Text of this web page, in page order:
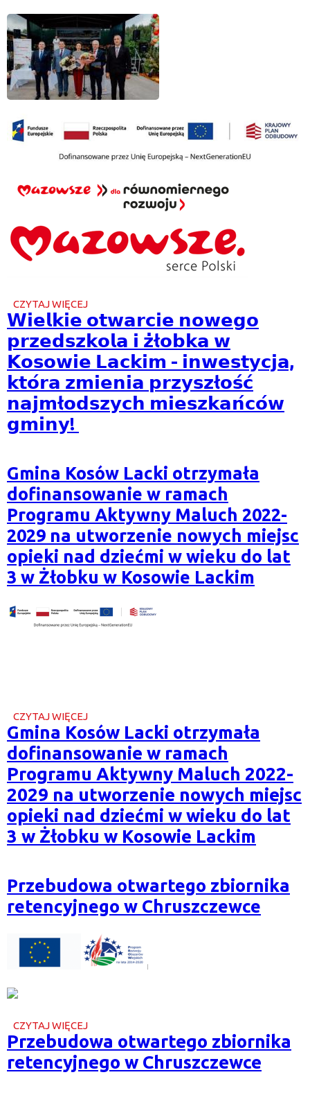
CZYTAJ WIĘCEJ
O
𝗪𝗶𝗲𝗹𝗸𝗶𝗲
𝗼𝘁𝘄𝗮𝗿𝗰𝗶𝗲
𝗻𝗼𝘄𝗲𝗴𝗼
𝗽𝗿𝘇𝗲𝗱𝘀𝘇𝗸𝗼𝗹𝗮
𝗶
𝘇̇Ł𝗼𝗯𝗸𝗮
𝗞𝗼𝘀𝗼𝘄𝗶𝗲
𝗟𝗮𝗰𝗸𝗶𝗺
-
𝘇𝗺𝗶𝗲𝗻𝗶𝗮
𝗽𝗿𝘇𝘆𝘀𝘇Ł𝗼𝘀́𝗰́
𝗻𝗮𝗷𝗺Ł𝗼𝗱𝘀𝘇𝘆𝗰𝗵
𝗺𝗶𝗲𝘀𝘇𝗸𝗮𝗻́𝗰𝗼́𝘄
𝗴𝗺𝗶𝗻𝘆!
𝗪𝗶𝗲𝗹𝗸𝗶𝗲 𝗼𝘁𝘄𝗮𝗿𝗰𝗶𝗲 𝗻𝗼𝘄𝗲𝗴𝗼
𝗽𝗿𝘇𝗲𝗱𝘀𝘇𝗸𝗼𝗹𝗮 𝗶 𝘇̇ł𝗼𝗯𝗸𝗮 𝘄
𝗞𝗼𝘀𝗼𝘄𝗶𝗲 𝗟𝗮𝗰𝗸𝗶𝗺 - 𝗶𝗻𝘄𝗲𝘀𝘁𝘆𝗰𝗷𝗮,
𝗸𝘁𝗼́𝗿𝗮 𝘇𝗺𝗶𝗲𝗻𝗶𝗮 𝗽𝗿𝘇𝘆𝘀𝘇ł𝗼𝘀́𝗰́
𝗻𝗮𝗷𝗺ł𝗼𝗱𝘀𝘇𝘆𝗰𝗵 𝗺𝗶𝗲𝘀𝘇𝗸𝗮𝗻́𝗰𝗼́𝘄
𝗴𝗺𝗶𝗻𝘆!
Gmina Kosów Lacki otrzymała
dofinansowanie w ramach
Programu Aktywny Maluch 2022-
2029 na utworzenie nowych miejsc
opieki nad dziećmi w wieku do lat
3 w Żłobku w Kosowie Lackim
CZYTAJ WIĘCEJ
O
GMINA
KOSÓW
LACKI
OTRZYMAŁA
DOFINANSOWANIE
W
RAMACH
PROGRAMU
AKTYWNY
MALUCH
UTWORZENIE
NOWYCH
MIEJSC
DZIEĆMI
WIEKU
LAT
ŻŁOBKU
W
KOSOWIE
LACKIM
Gmina Kosów Lacki otrzymała
dofinansowanie w ramach
Programu Aktywny Maluch 2022-
2029 na utworzenie nowych miejsc
opieki nad dziećmi w wieku do lat
3 w Żłobku w Kosowie Lackim
Przebudowa otwartego zbiornika
retencyjnego w Chruszczewce
CZYTAJ WIĘCEJ
O
PRZEBUDOWA
OTWARTEGO
ZBIORNIKA
Przebudowa otwartego zbiornika
retencyjnego w Chruszczewce